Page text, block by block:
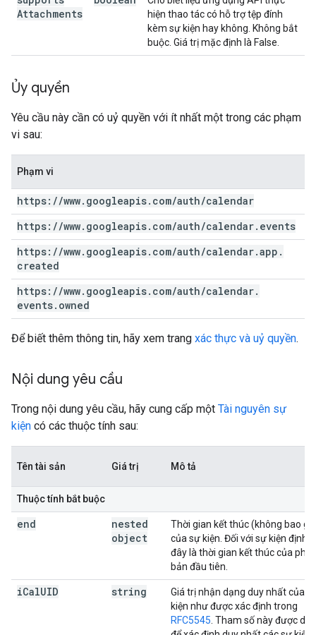
Attachments
hiện thao tác có hỗ trợ tệp đính
kèm sự kiện hay không. Không bắt
buộc. Giá trị mặc định là False.
Ủy quyền
Yêu cầu này cần có uỷ quyền với ít nhất một trong các phạm
vi sau:
Phạm vi
https: //www. googleapis. com/auth/calendar
https: //www. googleapis. com/auth/calendar. events
https: //www. googleapis. com/auth/calendar.app .
created
https: //www. googleapis. com/auth/calendar.
events. owned
Để biết thêm thông tin, hãy xem trang xác thực và uỷ quyền.
Nội dung yêu cầu
Trong nội dung yêu cầu, hãy cung cấp một Tài nguyên sự
kiện có các thuộc tính sau:
Tên tài sản Giá trị Mô tả
Thuộc tính bắt buộc
end
nested
object
Thời gian kết thúc (không bao
của sự kiện. Đối với sự kiện định
đây là thời gian kết thúc của
bản đầu tiên.
iCalUID string
Giá trị nhận dạng duy nhất của
kiện như được xác định trong
RFC5545 . Tham số này được